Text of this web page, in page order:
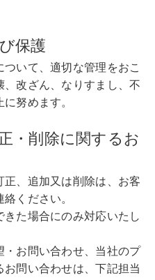
保護
いて、適切な管理をおこ
改ざん、なりすまし、不
努めます。
・削除に関するお
、追加又は削除は、お客
ください。
た場合にのみ対応いたし
お問い合わせ、当社のプ
問い合わせは、下記担当